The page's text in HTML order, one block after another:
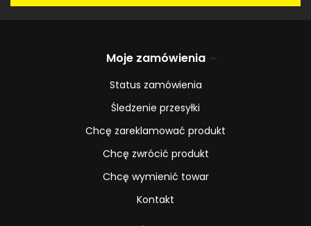
Moje zamówienia
Status zamówienia
Śledzenie przesyłki
Chcę zareklamować produkt
Chcę zwrócić produkt
Chcę wymienić towar
Kontakt